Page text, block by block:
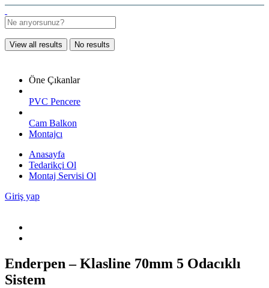
View all results No results
Öne Çıkanlar
PVC Pencere
Cam Balkon
Montajcı
Anasayfa
Tedarikçi Ol
Montaj Servisi Ol
Giriş yap
Enderpen – Klasline 70mm 5 Odacıklı
Sistem